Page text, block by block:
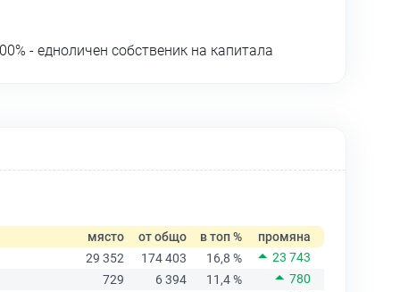
- едноличен собственик на капитала
място от общо в топ %
промяна
29 352
174 403 16,8 %
23 743
729
6 394 11,4 %
780